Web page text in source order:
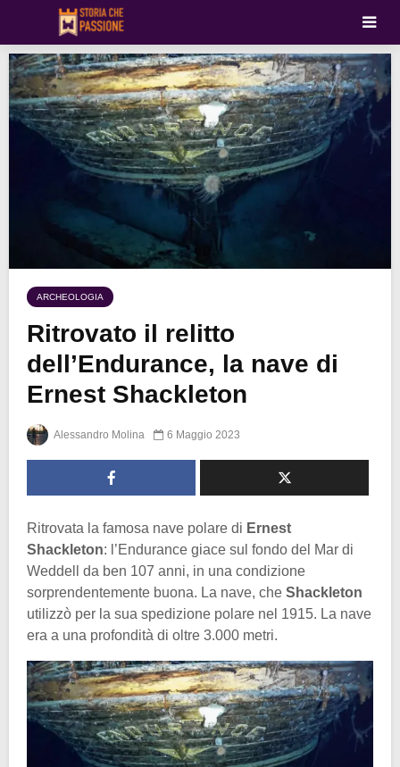
ARCHEOLOGIA
Ritrovato il relitto
dell’Endurance, la nave di
Ernest Shackleton
Alessandro Molina 6 Maggio 2023
Ritrovata la famosa nave polare di Ernest
Shackleton: l’Endurance giace sul fondo del Mar di
Weddell da ben 107 anni, in una condizione
sorprendentemente buona. La nave, che Shackleton
utilizzò per la sua spedizione polare nel 1915. La nave
era a una profondità di oltre 3.000 metri.